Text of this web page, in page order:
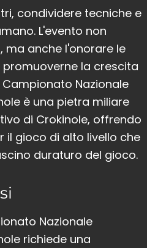
condividere tecniche e
L'evento non
ma anche l'onorare le
la crescita
Nazionale
è una pietra miliare
di Crokinole, offrendo
gioco di alto livello che
duraturo del gioco.
Nazionale
richiede una